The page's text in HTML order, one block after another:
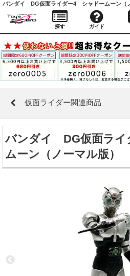
仮面ライダー関連商品
バンダイ DG仮面ラ
ムーン（ノーマル版）
探す ガイド